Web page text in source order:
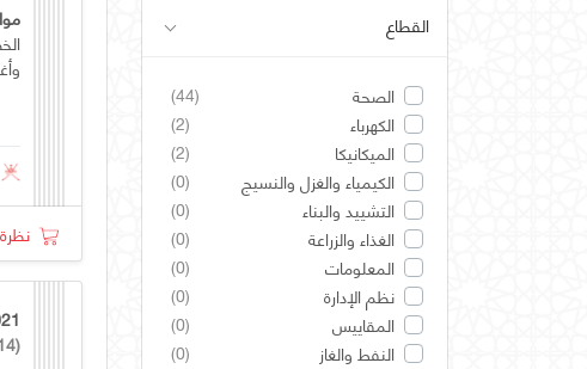
القطاع
الصحة
(44)
الكهرباء
(2)
الميكانيكا
(2)
الكيمياء والغزل والنسيج
(0)
التشييد والبناء
(0)
الغذاء والزراعة
(0)
المعلومات
(0)
نظم الإدارة
(0)
المقاييس
(0)
النفط والغاز
(0)